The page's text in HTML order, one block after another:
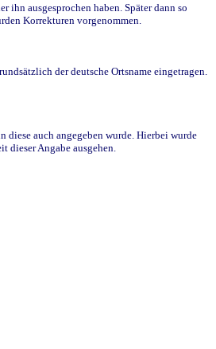
ihn ausgesprochen haben. Später dann so
Korrekturen vorgenommen.
der deutsche Ortsname eingetragen.
diese auch angegeben wurde. Hierbei wurde
Angabe ausgehen.